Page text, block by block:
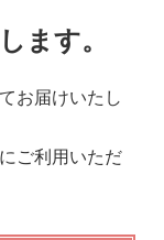
ます。
お届けいたし
ご利用いただ